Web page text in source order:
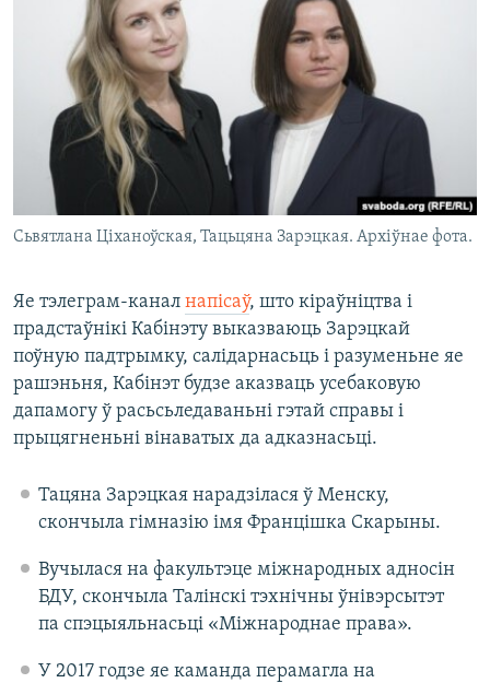
Сьвятлана Ціханоўская, Тацьцяна Зарэцкая. Архіўнае фота.
Яе тэлеграм-канал напісаў, што кіраўніцтва і
прадстаўнікі Кабінэту выказваюць Зарэцкай
поўную падтрымку, салідарнасьць і разуменьне яе
рашэньня, Кабінэт будзе аказваць усебаковую
дапамогу ў расьсьледаваньні гэтай справы і
прыцягненьні вінаватых да адказнасьці.
Тацяна Зарэцкая нарадзілася ў Менску,
скончыла гімназію імя Францішка Скарыны.
Вучылася на факультэце міжнародных адносін
БДУ, скончыла Талінскі тэхнічны ўнівэрсытэт
па спэцыяльнасьці «Міжнароднае права».
У 2017 годзе яе каманда перамагла на